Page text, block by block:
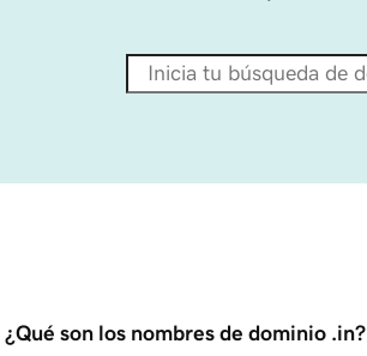
¿Qué son los nombres de dominio .in?